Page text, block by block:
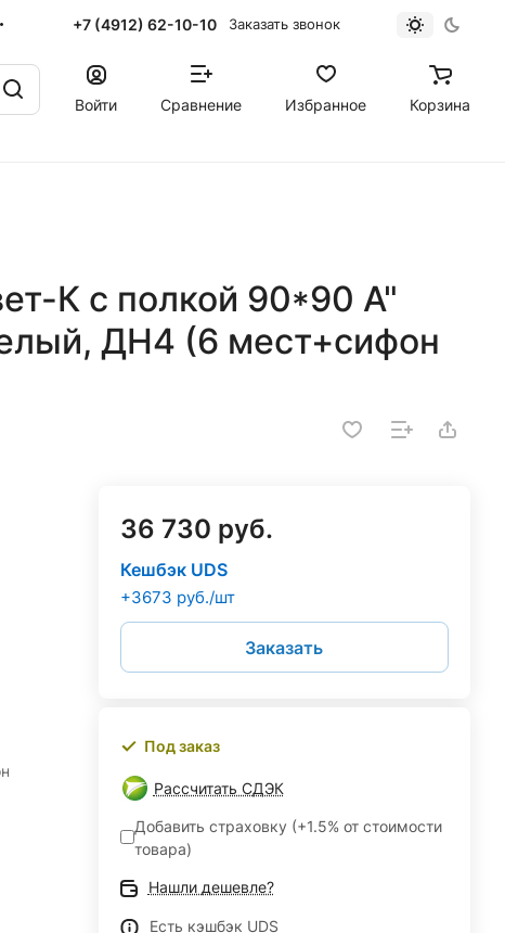
+7 (4912) 62-10-10 Заказать звонок
Войти Сравнение Избранное Корзина
К с полкой 90*90 А"
ДН4 (6 мест+сифон
36 730 руб.
Кешбэк UDS
+3673 руб./шт
Заказать
Под заказ
Рассчитать СДЭК
Добавить страховку (+1.5% от стоимости
товара)
Нашли дешевле?
Есть кэшбэк UDS